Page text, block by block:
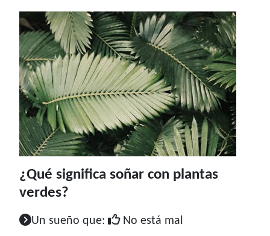
¿Qué significa soñar con plantas
verdes?
Un sueño que: No está mal